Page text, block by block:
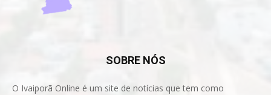
SOBRE NÓS
O Ivaiporã Online é um site de notícias que tem como